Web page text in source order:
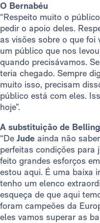
O Bernabéu
“Respeito muito o
pedir o apoio deles.
as visões sobre o que foi
um público que nos
quando precisávamos.
teria chegado. Sempre
muito isso, precisam
público está com eles.
hoje”.
A substituição de
“De Jude ainda não
perfeitas condições para
feito grandes esforços
estou aqui. É uma baixa
tenho um elenco
esqueça de que aqui
foram campeões da
eles vamos superar as